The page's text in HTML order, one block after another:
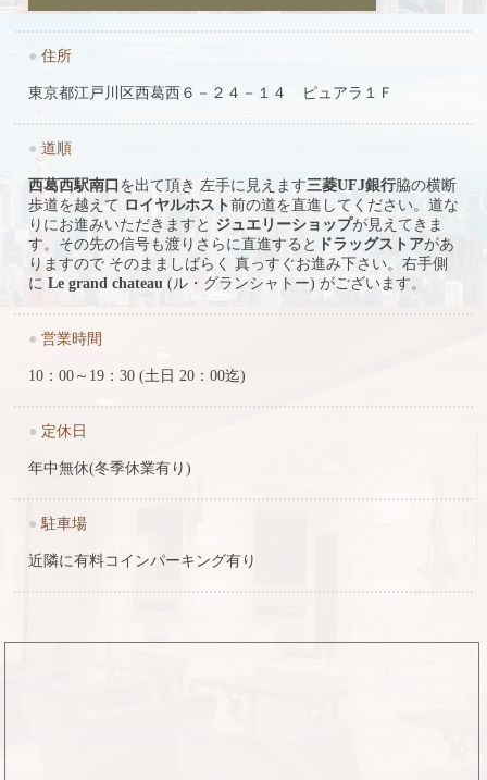
● 住所
東京都江戸川区西葛西６－２４－１４ ピュアラ１Ｆ
● 道順
西葛西駅南口 を出て頂き 左手に見えます三菱UFJ銀行脇の横断
歩道を越えて ロイヤルホスト前の道を直進してください。道な
りにお進みいただきますと ジュエリーショップが見えてきま
す。その先の信号も渡りさらに直進すると ドラッグストアがあ
りますので そのまましばらく 真っすぐお進み下さい。右手側
に Le grand chateau (ル・グランシャトー) がございます。
● 営業時間
10：00～19：30 (土日 20：00迄)
● 定休日
年中無休(冬季休業有り)
● 駐車場
近隣に有料コインパーキング有り